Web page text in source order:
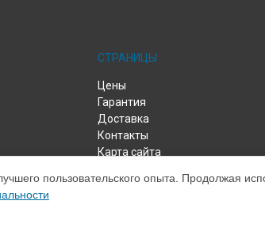
СТРАНИЦЫ
Цены
Гарантия
Доставка
Контакты
Карта сайта
пользовательского опыта. Продолжая